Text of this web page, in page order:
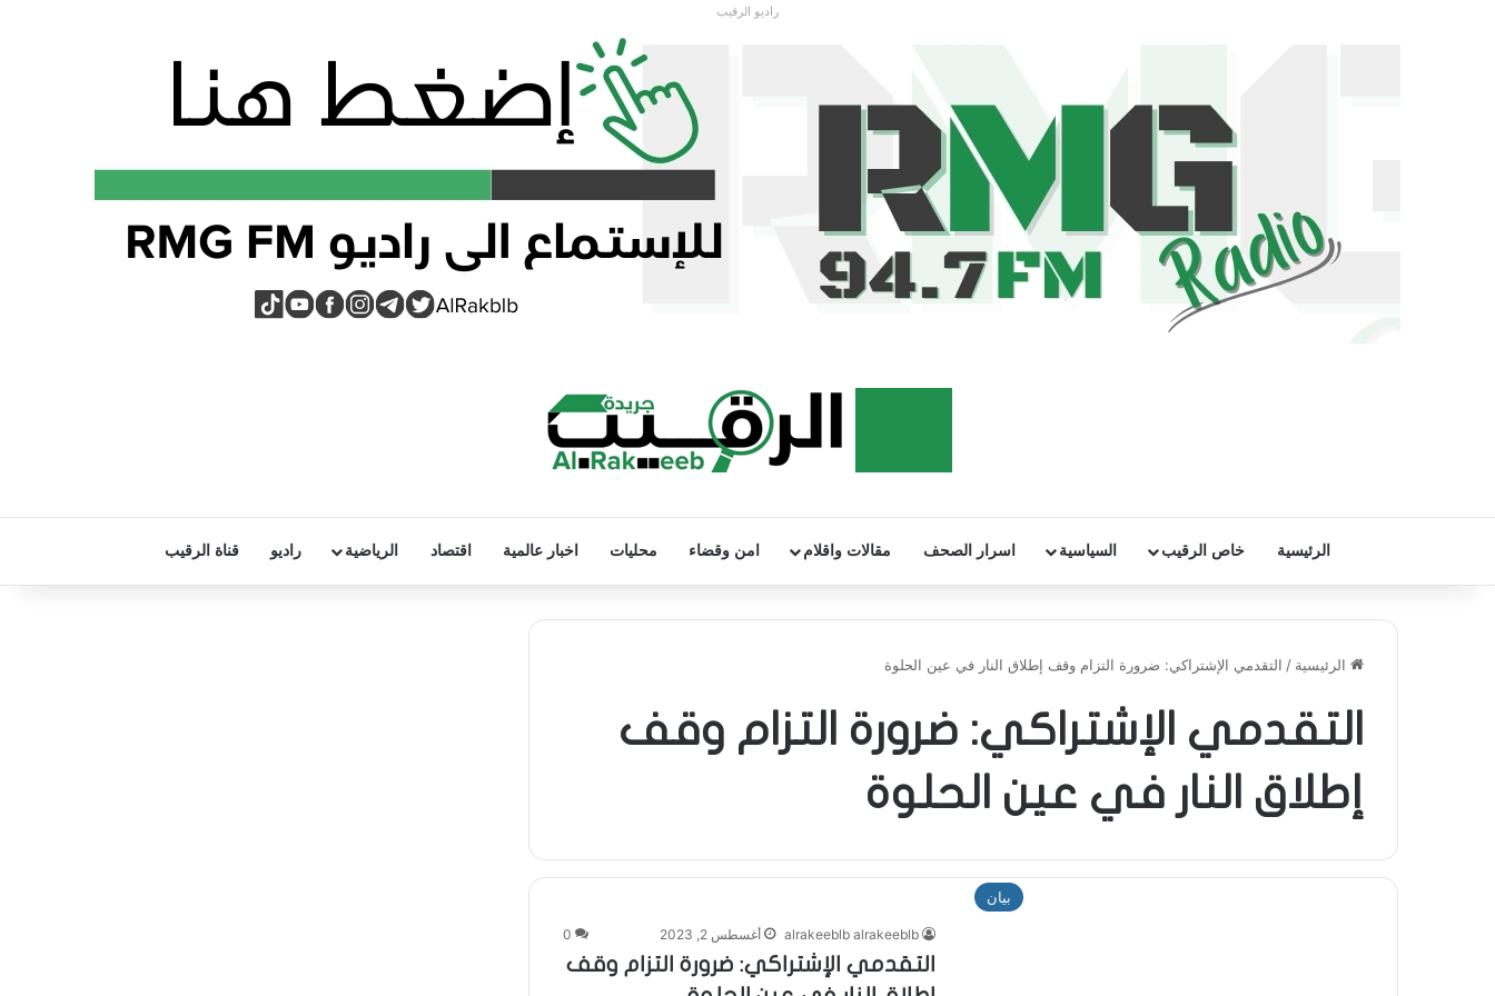
راديو الرقيب
الرئيسية خاص الرقيب السياسية اسرار الصحف مقالات واقلام امن وقضاء محليات اخبار عالمية اقتصاد الرياضية راديو قناة الرقيب
الرئيسية / التقدمي الإشتراكي: ضرورة التزام وقف إطلاق النار في عين الحلوة
التقدمي الإشتراكي: ضرورة التزام وقف
إطلاق النار في عين الحلوة
بيان
alrakeeblb alrakeeblb أغسطس 2, 2023 0
التقدمي الإشتراكي: ضرورة التزام وقف